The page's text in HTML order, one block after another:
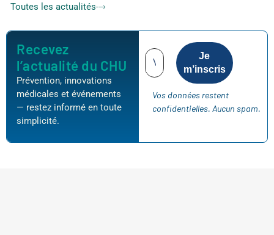
Toutes les actualités
Recevez
l’actualité du CHU
Prévention, innovations
médicales et événements
— restez informé en toute
simplicité.
Vos données restent
confidentielles. Aucun spam.